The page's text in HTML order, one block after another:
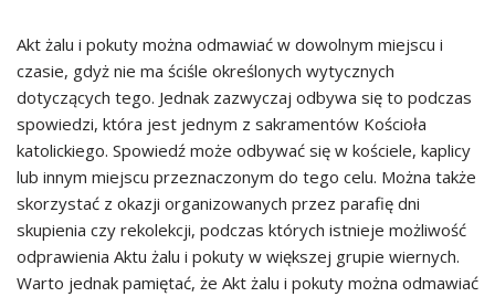
Akt żalu i pokuty można odmawiać w dowolnym miejscu i
czasie, gdyż nie ma ściśle określonych wytycznych
dotyczących tego. Jednak zazwyczaj odbywa się to podczas
spowiedzi, która jest jednym z sakramentów Kościoła
katolickiego. Spowiedź może odbywać się w kościele, kaplicy
lub innym miejscu przeznaczonym do tego celu. Można także
skorzystać z okazji organizowanych przez parafię dni
skupienia czy rekolekcji, podczas których istnieje możliwość
odprawienia Aktu żalu i pokuty w większej grupie wiernych.
Warto jednak pamiętać, że Akt żalu i pokuty można odmawiać